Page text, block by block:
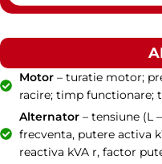
Motor– turatie motor;
racire; timp functionare;
Alternator– tensiune (L –
frecventa, putere activa
reactiva kVA r, factor